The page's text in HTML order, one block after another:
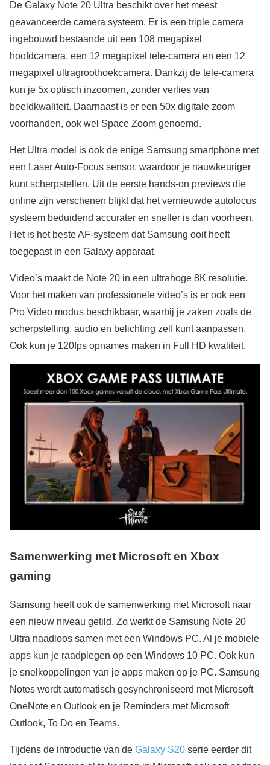
De Galaxy Note 20 Ultra beschikt over het meest
geavanceerde camera systeem. Er is een triple camera
ingebouwd bestaande uit een 108 megapixel
hoofdcamera, een 12 megapixel tele-camera en een 12
megapixel ultragroothoekcamera. Dankzij de tele-camera
kun je 5x optisch inzoomen, zonder verlies van
beeldkwaliteit. Daarnaast is er een 50x digitale zoom
voorhanden, ook wel Space Zoom genoemd.
Het Ultra model is ook de enige Samsung smartphone met
een Laser Auto-Focus sensor, waardoor je nauwkeuriger
kunt scherpstellen. Uit de eerste hands-on previews die
online zijn verschenen blijkt dat het vernieuwde autofocus
systeem beduidend accurater en sneller is dan voorheen.
Het is het beste AF-systeem dat Samsung ooit heeft
toegepast in een Galaxy apparaat.
Video’s maakt de Note 20 in een ultrahoge 8K resolutie.
Voor het maken van professionele video’s is er ook een
Pro Video modus beschikbaar, waarbij je zaken zoals de
scherpstelling, audio en belichting zelf kunt aanpassen.
Ook kun je 120fps opnames maken in Full HD kwaliteit.
Samenwerking met Microsoft en Xbox
gaming
Samsung heeft ook de samenwerking met Microsoft naar
een nieuw niveau getild. Zo werkt de Samsung Note 20
Ultra naadloos samen met een Windows PC. Al je mobiele
apps kun je raadplegen op een Windows 10 PC. Ook kun
je snelkoppelingen van je apps maken op je PC. Samsung
Notes wordt automatisch gesynchroniseerd met Microsoft
OneNote en Outlook en je Reminders met Microsoft
Outlook, To Do en Teams.
Tijdens de introductie van de Galaxy S20 serie eerder dit